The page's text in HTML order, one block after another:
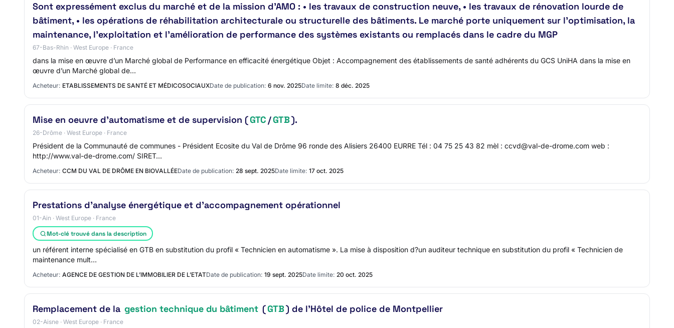
Sont expressément exclus du marché et de la mission d’AMO : • les travaux de construction neuve, • les travaux de rénovation lourde de
bâtiment, • les opérations de réhabilitation architecturale ou structurelle des bâtiments. Le marché porte uniquement sur l’optimisation, la
maintenance, l’exploitation et l’amélioration de performance des systèmes existants ou remplacés dans le cadre du MGP
67-Bas-Rhin · West Europe · France
dans la mise en œuvre d’un Marché global de Performance en efficacité énergétique Objet : Accompagnement des établissements de santé adhérents du GCS UniHA dans la mise en
œuvre d’un Marché global de…
Acheteur: ETABLISSEMENTS DE SANTÉ ET MÉDICOSOCIAUXDate de publication: 6 nov. 2025Date limite: 8 déc. 2025
Mise en oeuvre d'automatisme et de supervision (GTC /GTB).
26-Drôme · West Europe · France
Président de la Communauté de communes - Président Ecosite du Val de Drôme 96 ronde des Alisiers 26400 EURRE Tél : 04 75 25 43 82 mèl : ccvd@val-de-drome.com web :
http://www.val-de-drome.com/ SIRET…
Acheteur: CCM DU VAL DE DRÔME EN BIOVALLÉEDate de publication: 28 sept. 2025Date limite: 17 oct. 2025
Prestations d'analyse énergétique et d'accompagnement opérationnel
01-Ain · West Europe · France
Mot-clé trouvé dans la description
un référent interne spécialisé en GTB en substitution du profil « Technicien en automatisme ». La mise à disposition d?un auditeur technique en substitution du profil « Technicien de
maintenance mult…
Acheteur: AGENCE DE GESTION DE L’IMMOBILIER DE L’ETATDate de publication: 19 sept. 2025Date limite: 20 oct. 2025
Remplacement de la gestion technique du bâtiment (GTB) de l'Hôtel de police de Montpellier
02-Aisne · West Europe · France